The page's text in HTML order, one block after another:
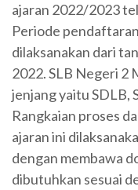
ajaran 2022/2023
Periode
dilaksanakan dari
2022. SLB Negeri 2
jenjang yaitu SDLB,
Rangkaian proses
ajaran ini
dengan membawa
dibutuhkan sesuai